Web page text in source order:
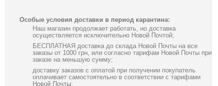
Особые условия доставки в период карантина:
Наш магазин продолжает работать, но доставка
осуществляется исключительно Новой Почтой;
БЕСПЛАТНАЯ доставка до склада Новой Почты на все
заказы от 1000 грн, или согласно тарифам Новой Почты при
заказе на меньшую сумму;
доставку заказов с оплатой при получении покупатель
оплачивает самостоятельно в соответствии с тарифами
Новой Почты;